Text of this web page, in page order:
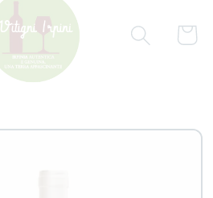
Carrello